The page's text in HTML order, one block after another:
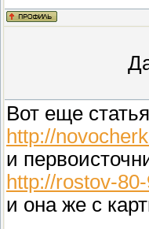
Вот еще
http://
и
http://rostov-
и она же с